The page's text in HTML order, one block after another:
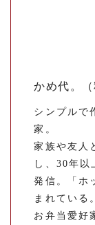
かめ代。
シンプルで
家。
家族や友人
し、30年以
発信。「ホ
まれている。
お弁当愛好